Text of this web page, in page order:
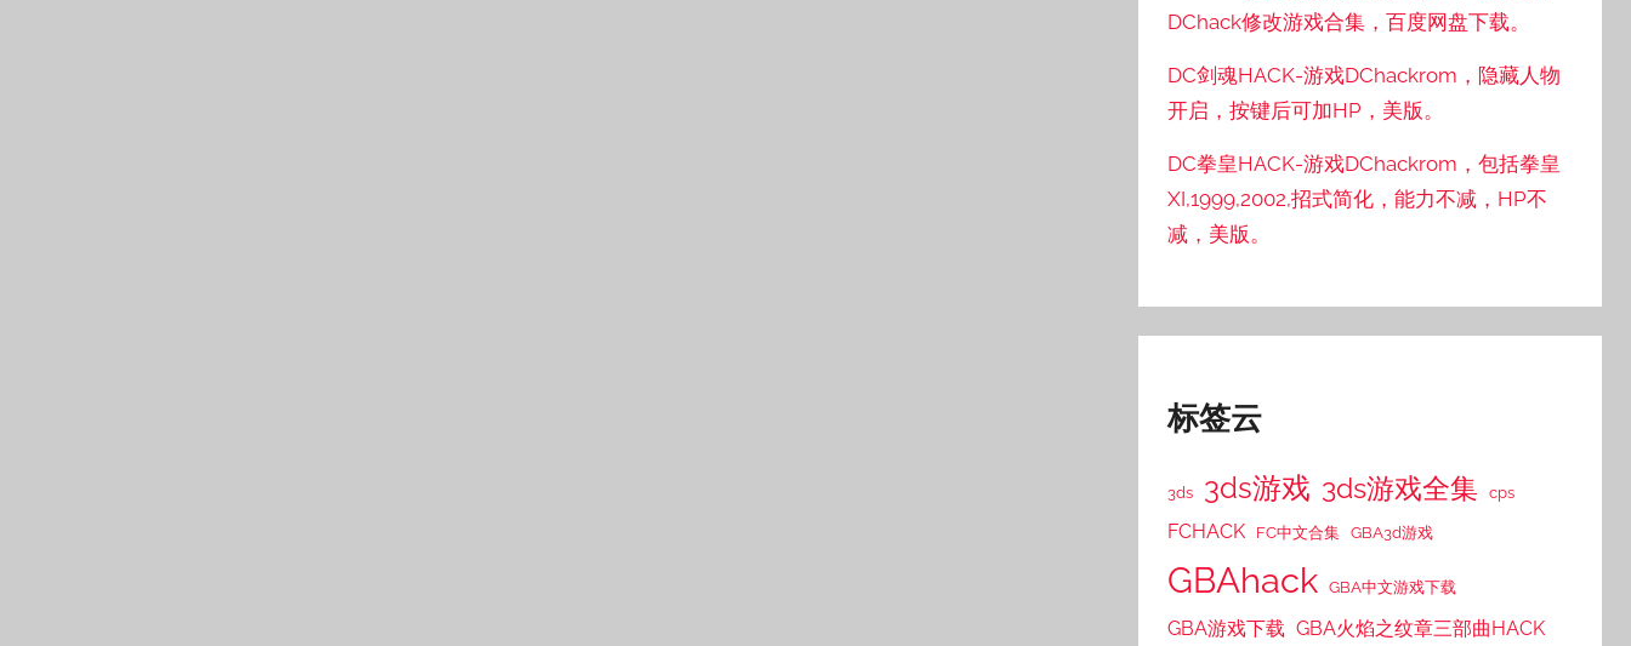
DChack修改游戏合集，百度网盘下载。
DC剑魂HACK-游戏DChackrom，隐藏人物
开启，按键后可加HP，美版。
DC拳皇HACK-游戏DChackrom，包括拳皇
XI,1999,2002,招式简化，能力不减，HP不
减，美版。
标签云
3ds 3ds游戏 3ds游戏全集 cps
FCHACK FC中文合集 GBA3d游戏
GBAhack GBA中文游戏下载
GBA游戏下载 GBA火焰之纹章三部曲HACK